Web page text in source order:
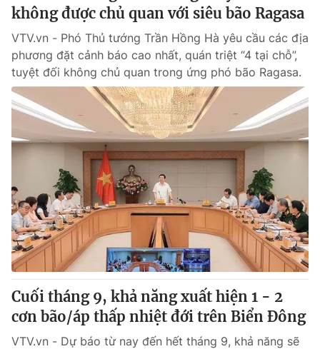
không được chủ quan với siêu bão Ragasa
VTV.vn - Phó Thủ tướng Trần Hồng Hà yêu cầu các địa
phương đặt cảnh báo cao nhất, quán triệt “4 tại chỗ”,
tuyệt đối không chủ quan trong ứng phó bão Ragasa.
Cuối tháng 9, khả năng xuất hiện 1 - 2
cơn bão/áp thấp nhiệt đới trên Biển Đông
VTV.vn - Dự báo từ nay đến hết tháng 9, khả năng sẽ